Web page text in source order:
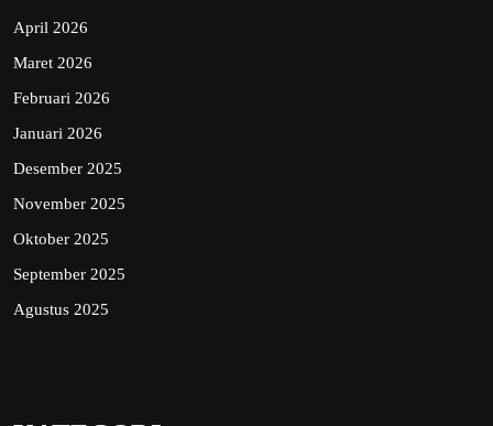
April 2026
Maret 2026
Februari 2026
Januari 2026
Desember 2025
November 2025
Oktober 2025
September 2025
Agustus 2025